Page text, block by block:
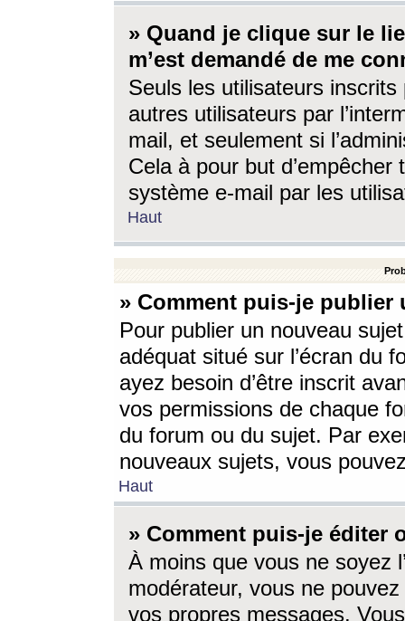
» Quand je clique sur le
m’est demandé de me
Seuls les utilisateurs
autres utilisateurs par
mail, et seulement si
Cela à pour but
système e-mail par les
Haut
» Comment puis-je
Pour publier un nouveau
adéquat situé sur l’écran du
ayez besoin d’être inscrit
vos permissions de chaque
du forum ou du sujet. Par
nouveaux sujets, vous
Haut
» Comment puis-je éditer
À moins que vous ne soyez
modérateur, vous ne
vos propres messages.